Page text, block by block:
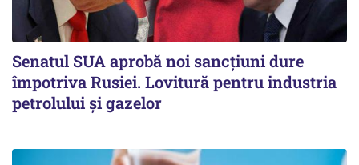
Senatul SUA aprobă noi sancțiuni dure
împotriva Rusiei. Lovitură pentru industria
petrolului și gazelor